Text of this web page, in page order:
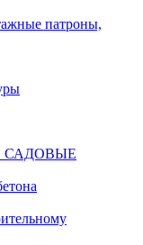
патроны,
САДОВЫЕ